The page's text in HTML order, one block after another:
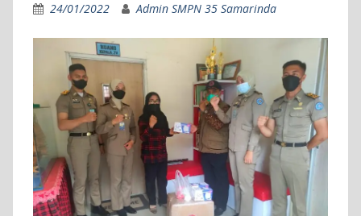
24/01/2022 Admin SMPN 35 Samarinda